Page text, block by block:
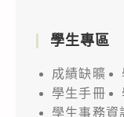
學生專區
成績缺曠
學生手冊
學生事務資